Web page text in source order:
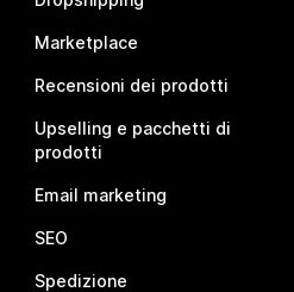
Marketplace
Recensioni dei prodotti
Upselling e pacchetti di
prodotti
Email marketing
SEO
Spedizione